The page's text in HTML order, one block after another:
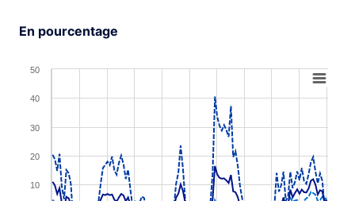
En pourcentage
Line chart with 3 lines.
The chart has 1 X axis displaying XAxis.
The chart has 1 Y axis displaying YAxis. Range: -20 to
10
20
30
40
50